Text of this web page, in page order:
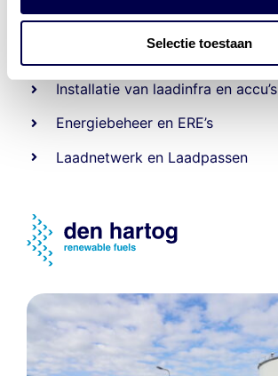
Selectie toestaan
Levert complete
accu oplossingen
Installatie van laadinfra en accu’s
Energiebeheer en ERE’s
Laadnetwerk en Laadpassen